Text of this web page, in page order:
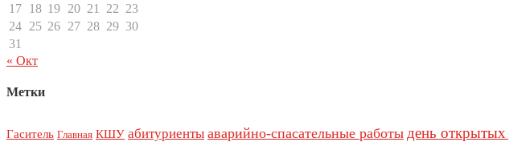
17 18 19 20 21 22 23
24 25 26 27 28 29 30
31
« Окт
Метки
Гаситель Главная КШУ абитуриенты аварийно-спасательные работы день открытых